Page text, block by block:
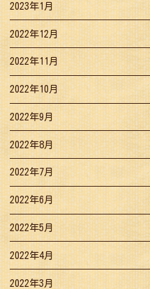
2023年1月
2022年12月
2022年11月
2022年10月
2022年9月
2022年8月
2022年7月
2022年6月
2022年5月
2022年4月
2022年3月